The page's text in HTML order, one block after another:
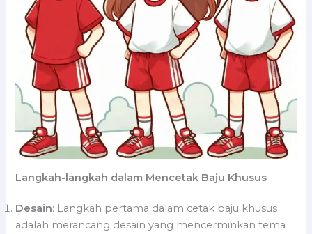
Langkah-langkah dalam Mencetak Baju Khusus
Desain: Langkah pertama dalam cetak baju khusus
adalah merancang desain yang mencerminkan tema